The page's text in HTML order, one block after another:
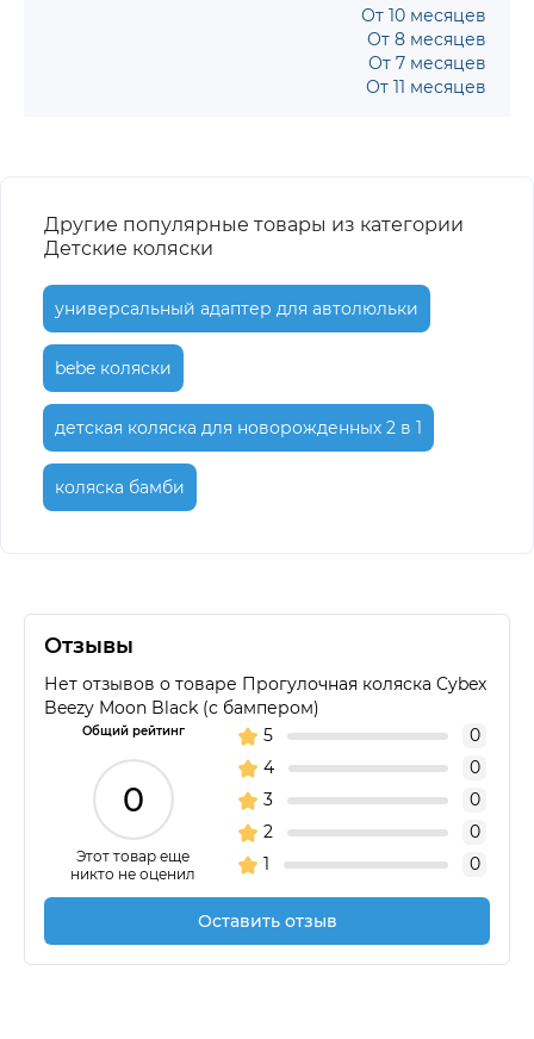
От 10 месяцев
От 8 месяцев
От 7 месяцев
От 11 месяцев
Другие популярные товары из категории
Детские коляски
универсальный адаптер для автолюльки
bebe коляски
детская коляска для новорожденных 2 в 1
коляска бамби
Отзывы
Нет отзывов о товаре Прогулочная коляска Cybex
Beezy Moon Black (с бампером)
Общий рейтинг
0
Этот товар еще
никто не оценил
5
0
4
0
3
0
2
0
1
0
Оставить отзыв